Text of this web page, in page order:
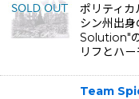
ポリティカ
シン州出
Solution"
リフとハ
Team